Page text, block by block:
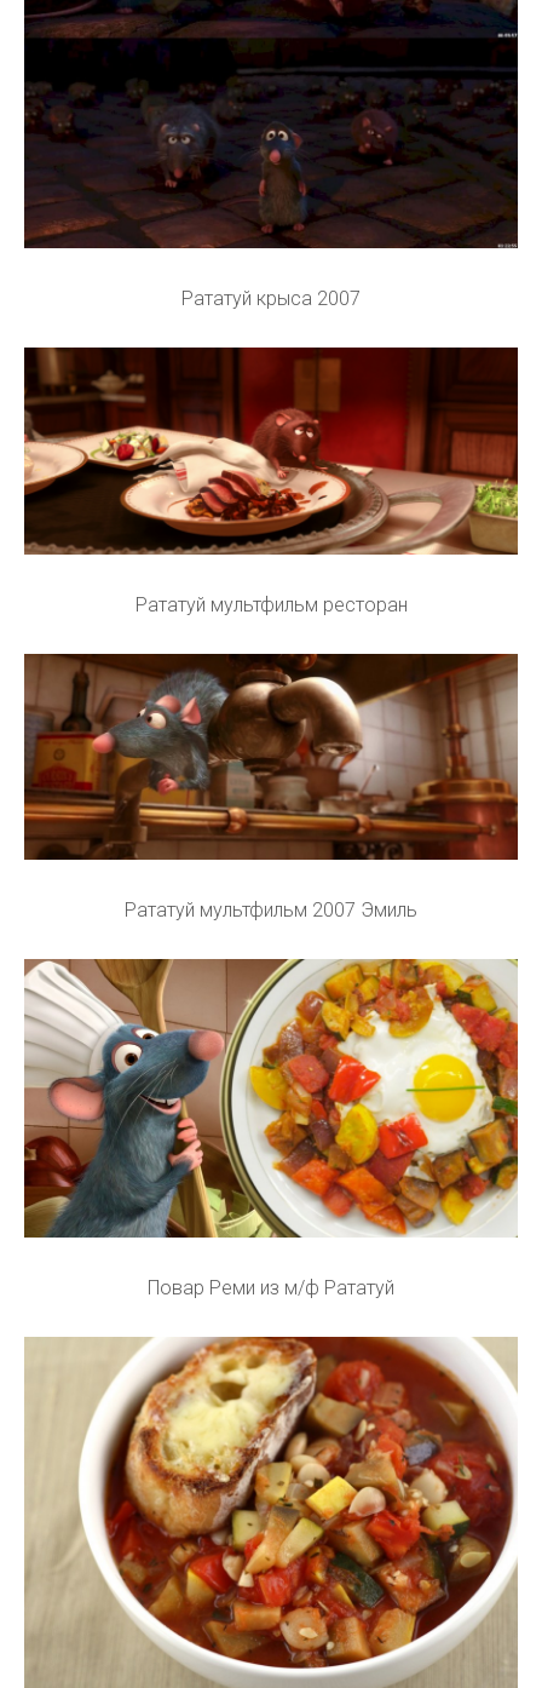
Рататуй крыса 2007
Рататуй мультфильм ресторан
Рататуй мультфильм 2007 Эмиль
Повар Реми из м/ф Рататуй